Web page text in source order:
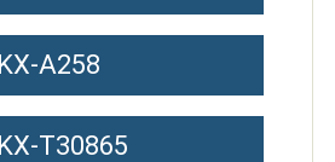
A258
T30865